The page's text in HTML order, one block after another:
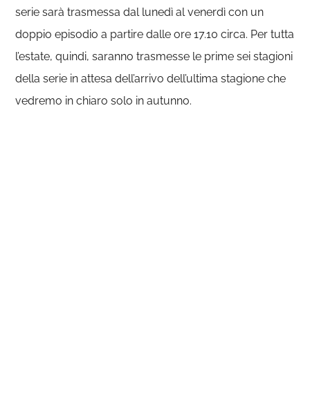
serie sarà trasmessa dal lunedì al venerdì con un
doppio episodio a partire dalle ore 17.10 circa. Per tutta
l’estate, quindi, saranno trasmesse le prime sei stagioni
della serie in attesa dell’arrivo dell’ultima stagione che
vedremo in chiaro solo in autunno.